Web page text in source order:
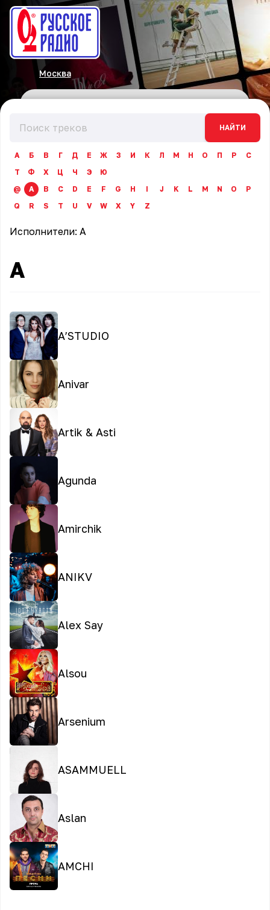
Москва
НАЙТИ
А Б В Г Д Е Ж З И К Л М Н О П Р
С
Т
Ф Х Ц Ч Э
Ю
@
A B C D E F G H I J K L M N O
P
Q
R S T U V W X Y Z
Исполнители: A
A
A’STUDIO
Anivar
Artik & Asti
Agunda
Amirchik
ANIKV
Alex Say
Alsou
Arsenium
ASAMMUELL
Aslan
AMCHI